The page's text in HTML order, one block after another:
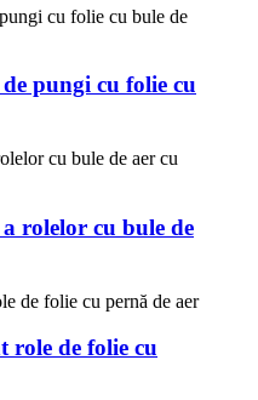
pungi cu folie cu
rolelor cu bule de
role de folie cu